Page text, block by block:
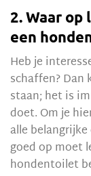
2. Waar
een
Heb je
schaffen? Dan
staan; het is
doet. Om je
alle
goed op moet
hondentoilet